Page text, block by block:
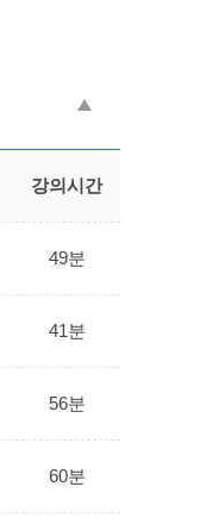
강의시간
49분
41분
56분
60분